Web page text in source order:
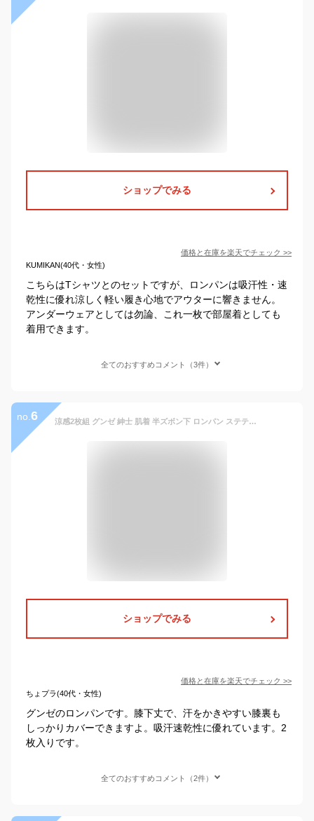
ショップでみる
価格と在庫を楽天でチェック >>
KUMIKAN(40代・女性)
こちらはTシャツとのセットですが、ロンパンは吸汗性・速
乾性に優れ涼しく軽い履き心地でアウターに響きません。
アンダーウェアとしては勿論、これ一枚で部屋着としても
着用できます。
全てのおすすめコメント（3件）
no. 6 涼感2枚組 グンゼ 紳士 肌着 半ズボン下 ロンパン ステテコ RC2407D 吸汗速乾 紳士 メンズ インナー 肌着 下着 綿混 抗菌防臭加工 M/L/LL/3L
ショップでみる
価格と在庫を楽天でチェック >>
ちょプラ(40代・女性)
グンゼのロンパンです。膝下丈で、汗をかきやすい膝裏も
しっかりカバーできますよ。吸汗速乾性に優れています。2
枚入りです。
全てのおすすめコメント（2件）